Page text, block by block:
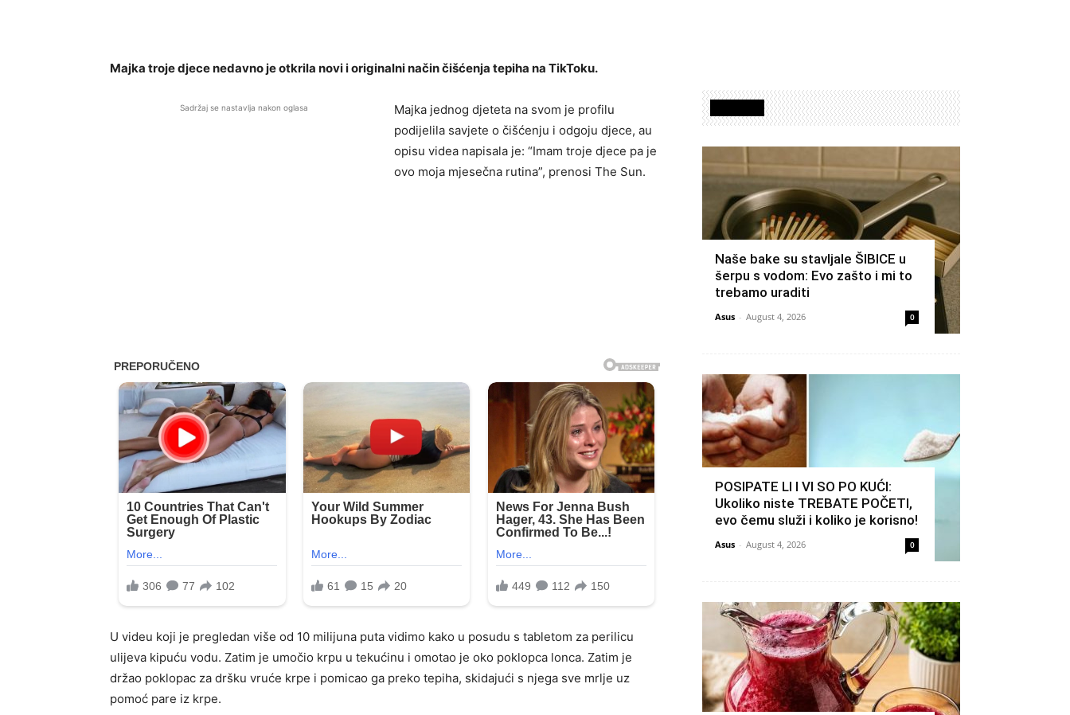
Majka troje djece nedavno je otkrila novi i originalni način čišćenja tepiha na TikToku.
Sadržaj se nastavlja nakon oglasa
Majka jednog djeteta na svom je profilu
podijelila savjete o čišćenju i odgoju djece, au
opisu videa napisala je: “Imam troje djece pa je
ovo moja mjesečna rutina”, prenosi The Sun.
U videu koji je pregledan više od 10 milijuna puta vidimo kako u posudu s tabletom za perilicu
ulijeva kipuću vodu. Zatim je umočio krpu u tekućinu i omotao je oko poklopca lonca. Zatim je
držao poklopac za dršku vruće krpe i pomicao ga preko tepiha, skidajući s njega sve mrlje uz
pomoć pare iz krpe.
Naše bake su stavljale ŠIBICE u
šerpu s vodom: Evo zašto i mi to
trebamo uraditi
Asus - August 4, 2026 0
POSIPATE LI I VI SO PO KUĆI:
Ukoliko niste TREBATE POČETI,
evo čemu služi i koliko je korisno!
Asus - August 4, 2026 0